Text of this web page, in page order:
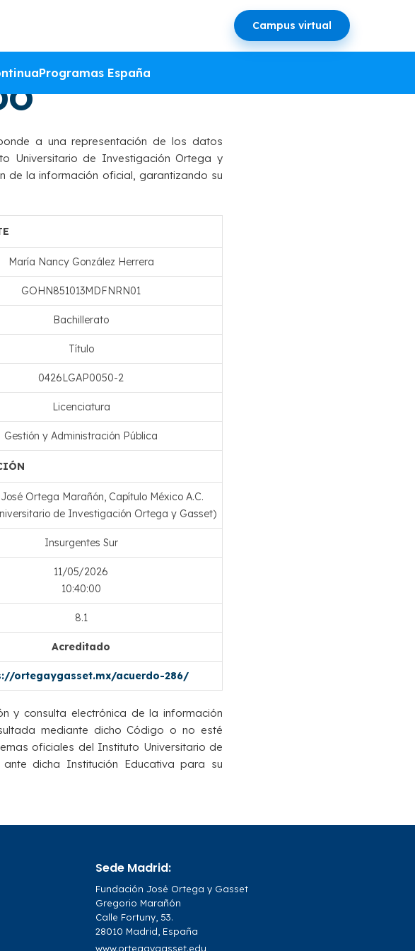
Campus virtual
Programas EspañaDE
a una representación de los datos
Universitario de Investigación Ortega y
de la información oficial, garantizando su
María Nancy González Herrera
GOHN851013MDFNRN01
Bachillerato
Título
0426LGAP0050-2
Licenciatura
Gestión y Administración Pública
Ortega Marañón, Capítulo México A.C.
de Investigación Ortega y Gasset)
Insurgentes Sur
11/05/2026
10:40:00
8.1
Acreditado
ortegaygasset.mx/acuerdo-286/
y consulta electrónica de la información
mediante dicho Código o no esté
oficiales del Instituto Universitario de
dicha Institución Educativa para su
Sede Madrid:
Fundación José Ortega y Gasset
Gregorio Marañón
Calle Fortuny, 53.
28010 Madrid, España
www.ortegaygasset.edu